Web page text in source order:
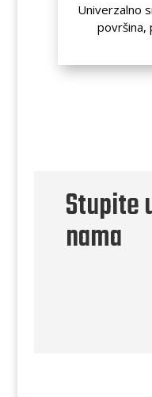
Univerzalno
površina,
Stupite
nama